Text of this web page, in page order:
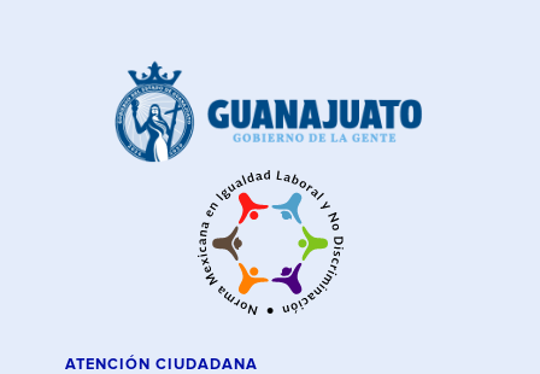
ATENCIÓN CIUDADANA